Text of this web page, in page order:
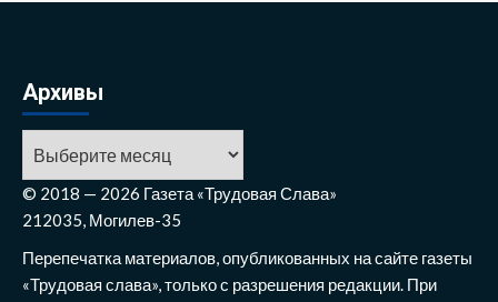
Архивы
© 2018 — 2026 Газета «Трудовая Слава»
212035, Могилев-35
Перепечатка материалов, опубликованных на сайте газеты
«Трудовая слава», только с разрешения редакции. При